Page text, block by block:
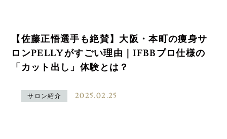
【佐藤正悟選手も絶賛】大阪・本町の痩身サ
ロンPELLYがすごい理由｜IFBBプロ仕様の
「カット出し」体験とは？
サロン紹介 2025.02.25